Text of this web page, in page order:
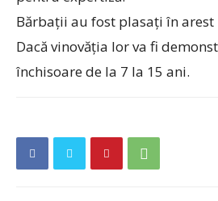
Bărbații au fost plasați în arest
Dacă vinovăția lor va fi
închisoare de la 7 la 15 ani.